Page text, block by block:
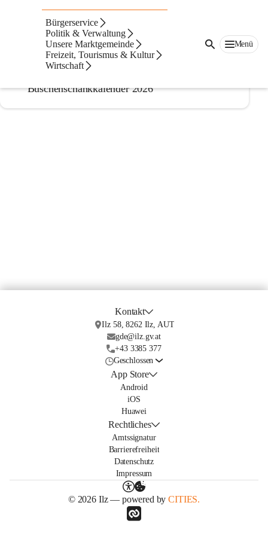
Bürgerservice
Politik & Verwaltung
Unsere Marktgemeinde
Freizeit, Tourismus & Kultur
Wirtschaft
Menü
Buschenschankkalende
Buschenschankkalender
Buschenschankkalender 2026
Kontakt
Ilz 58, 8262 Ilz, AUT
gde@ilz.gv.at
+43 3385 377
Geschlossen
App Store
Android
iOS
Huawei
Rechtliches
Amtssignatur
Barrierefreiheit
Datenschutz
Impressum
© 2026 Ilz — powered byCITIES.